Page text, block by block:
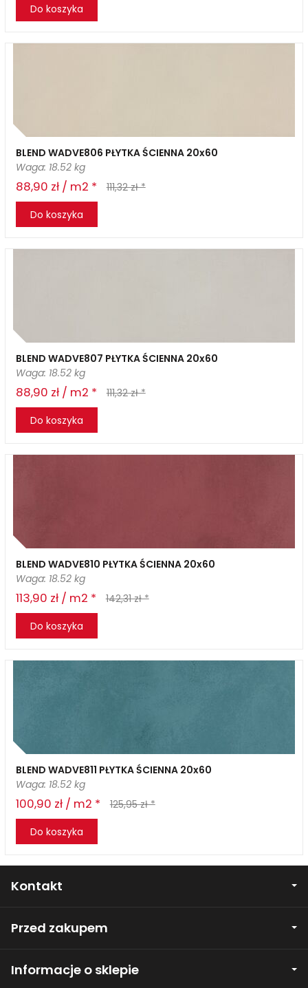
Do koszyka
BLEND WADVE806 PŁYTKA ŚCIENNA 20x60
Waga: 18.52 kg
88,90 zł / m2 *
111,32 zł *
Do koszyka
BLEND WADVE807 PŁYTKA ŚCIENNA 20x60
Waga: 18.52 kg
88,90 zł / m2 *
111,32 zł *
Do koszyka
BLEND WADVE810 PŁYTKA ŚCIENNA 20x60
Waga: 18.52 kg
113,90 zł / m2 *
142,31 zł *
Do koszyka
BLEND WADVE811 PŁYTKA ŚCIENNA 20x60
Waga: 18.52 kg
100,90 zł / m2 *
125,95 zł *
Do koszyka
Kontakt
Przed zakupem
Informacje o sklepie